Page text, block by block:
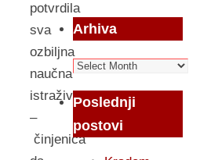
potvrdila
sva
ozbiljna
naučna
istraživanja, jeste
–
činjenica
Arhiva
Arhiva
Poslednji
postovi